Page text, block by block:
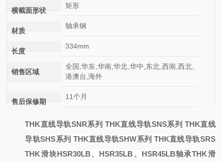
横截面形状
矩形
材质
轴承钢
长度
334mm
销售区域
全国,华东,华南,华北,华中,东北,西南,西北,
港澳台,海外
售后保修期
11个月
THK直线导轨SNR系列 THK直线导轨SNS系列 THK直线
导轨SHS系列 THK直线导轨SHW系列 THK直线导轨SRS
THK滑块HSR30LB、HSR35LB、HSR45LB轴承THK滑